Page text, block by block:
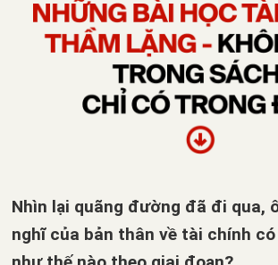
Nhìn lại quãng đường đã đi qua,
nghĩ của bản thân về tài chính